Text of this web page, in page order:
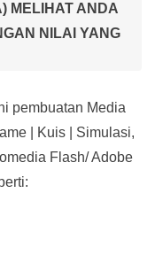
MELIHAT ANDA
NILAI YANG
pembuatan Media
| Kuis | Simulasi,
Flash/ Adobe